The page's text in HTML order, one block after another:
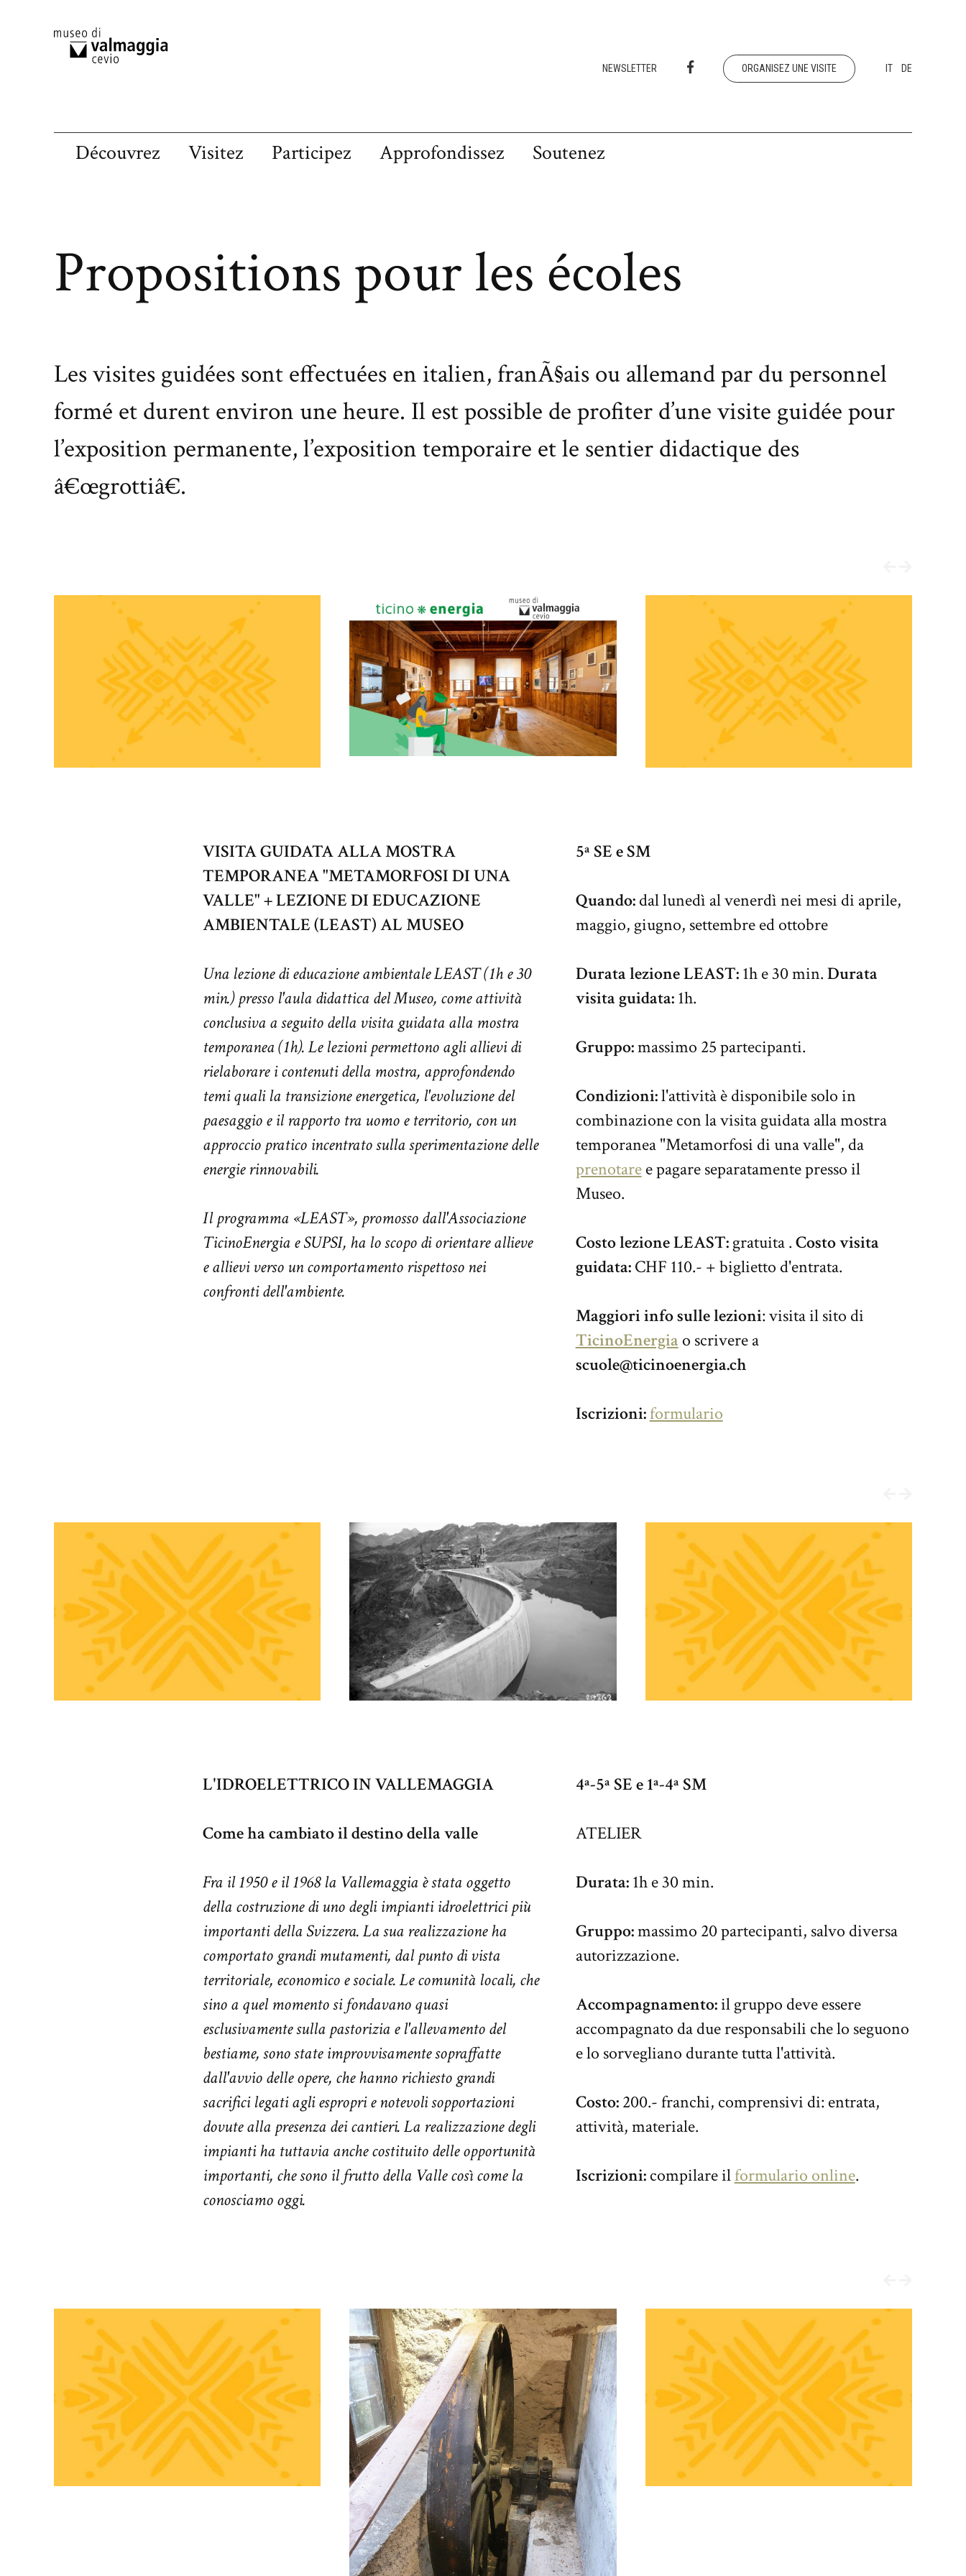
NEWSLETTER ORGANISEZ UNE VISITE IT DE
Découvrez Visitez Participez Approfondissez Soutenez
Propositions pour les écoles
Les visites guidées sont effectuées en italien, franÃ§ais ou allemand par du personnel
formé et durent environ une heure. Il est possible de profiter d’une visite guidée pour
l’exposition permanente, l’exposition temporaire et le sentier didactique des
â€œgrottiâ€.
VISITA GUIDATA ALLA MOSTRA
TEMPORANEA "METAMORFOSI DI UNA
VALLE" + LEZIONE DI EDUCAZIONE
AMBIENTALE (LEAST) AL MUSEO
Una lezione di educazione ambientale LEAST (1h e 30
min.) presso l'aula didattica del Museo, come attività
conclusiva a seguito della visita guidata alla mostra
temporanea (1h). Le lezioni permettono agli allievi di
rielaborare i contenuti della mostra, approfondendo
temi quali la transizione energetica, l'evoluzione del
paesaggio e il rapporto tra uomo e territorio, con un
approccio pratico incentrato sulla sperimentazione delle
energie rinnovabili.
Il programma «LEAST», promosso dall'Associazione
TicinoEnergia e SUPSI, ha lo scopo di orientare allieve
e allievi verso un comportamento rispettoso nei
confronti dell'ambiente.
5ª SE e SM
Quando:dal lunedì al venerdì nei mesi di aprile,
maggio, giugno, settembre ed ottobre
Durata lezione LEAST:1h e 30 min.Durata
visita guidata:1h.
Gruppo:massimo 25 partecipanti.
Condizioni:l'attività è disponibile solo in
combinazione con la visita guidata alla mostra
temporanea "Metamorfosi di una valle", da
prenotaree pagare separatamente presso il
Museo.
Costo lezione LEAST:gratuita .Costo visita
guidata:CHF 110.- + biglietto d'entrata.
Maggiori info sulle lezioni: visita il sito di
TicinoEnergia o scrivere a
scuole@ticinoenergia.ch
Iscrizioni:formulario
L'IDROELETTRICO IN VALLEMAGGIA
Come ha cambiato il destino della valle
Fra il 1950 e il 1968 la Vallemaggia è stata oggetto
della costruzione di uno degli impianti idroelettrici più
importanti della Svizzera.La sua realizzazione ha
comportato grandi mutamenti, dal punto di vista
territoriale, economico e sociale. Le comunità locali, che
sino a quel momento si fondavano quasi
esclusivamente sulla pastorizia e l'allevamento del
bestiame, sono state improvvisamente sopraffatte
dall'avvio delle opere, che hanno richiesto grandi
sacrifici legati agli espropri e notevoli sopportazioni
dovute alla presenza dei cantieri.La realizzazione degli
impianti ha tuttavia anche costituito delle opportunità
importanti, che sono il frutto della Valle così come la
conosciamo oggi.
4ª-5ª SE e 1ª-4ª SM
ATELIER
Durata:1h e 30 min.
Gruppo:massimo 20 partecipanti, salvo diversa
autorizzazione.
Accompagnamento:il gruppo deve essere
accompagnato da due responsabili che lo seguono
e lo sorvegliano durante tutta l'attività.
Costo:200.- franchi, comprensivi di: entrata,
attività, materiale.
Iscrizioni:compilare ilformulario online.